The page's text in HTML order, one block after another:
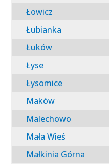
Łowicz
Łubianka
Łuków
Łyse
Łysomice
Maków
Malechowo
Mała Wieś
Małkinia Górna